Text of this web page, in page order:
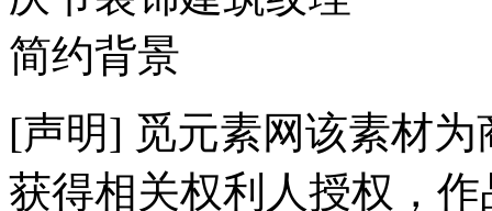
[声明] 觅元素网该素材
获得相关权利人授权，